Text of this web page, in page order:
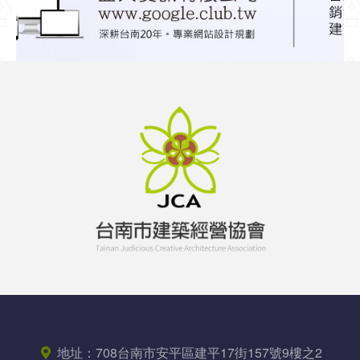
地址： 708台南市安平區建平17街157號9樓之2